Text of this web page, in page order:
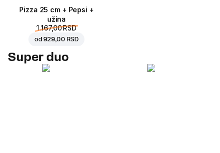
Pizza 25 cm + Pepsi +
užina
1.167,00 RSD
od929,00 RSD
Super duo